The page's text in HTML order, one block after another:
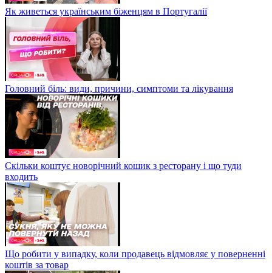
Як живеться українським біженцям в Португалії
Головний біль: види, причини, симптоми та лікування
Скільки коштує новорічний кошик з ресторану і що туди
входить
Що робити у випадку, коли продавець відмовляє у поверненні
коштів за товар